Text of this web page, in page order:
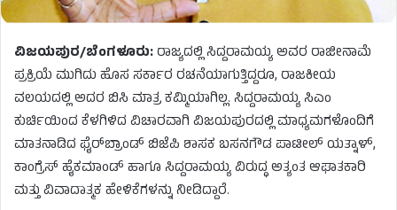
ವಿಜಯಪುರ/ಬೆಂಗಳೂರು:ರಾಜ್ಯದಲ್ಲಿ ಸಿದ್ದರಾಮಯ್ಯ ಅವರ ರಾಜೀನಾಮೆ
ಪ್ರಕ್ರಿಯೆ ಮುಗಿದು ಹೊಸ ಸರ್ಕಾರ ರಚನೆಯಾಗುತ್ತಿದ್ದರೂ, ರಾಜಕೀಯ
ವಲಯದಲ್ಲಿ ಅದರ ಬಿಸಿ ಮಾತ್ರ ಕಮ್ಮಿಯಾಗಿಲ್ಲ. ಸಿದ್ದರಾಮಯ್ಯ ಸಿಎಂ
ಕುರ್ಚಿಯಿಂದ ಕೆಳಗಿಳಿದ ವಿಚಾರವಾಗಿ ವಿಜಯಪುರದಲ್ಲಿ ಮಾಧ್ಯಮಗಳೊಂದಿಗೆ
ಮಾತನಾಡಿದ ಫೈರ್‌ಬ್ರಾಂಡ್ ಬಿಜೆಪಿ ಶಾಸಕ ಬಸನಗೌಡ ಪಾಟೀಲ್ ಯತ್ನಾಳ್,
ಕಾಂಗ್ರೆಸ್ ಹೈಕಮಾಂಡ್ ಹಾಗೂ ಸಿದ್ದರಾಮಯ್ಯ ವಿರುದ್ಧ ಅತ್ಯಂತ ಆಘಾತಕಾರಿ
ಮತ್ತು ವಿವಾದಾತ್ಮಕ ಹೇಳಿಕೆಗಳನ್ನು ನೀಡಿದ್ದಾರೆ.